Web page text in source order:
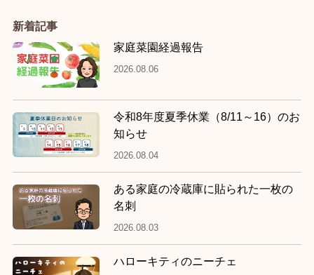
新着記事
家庭菜園経過報告
2026.08.06
令和8年度夏季休業（8/11～16）のお
知らせ
2026.08.04
ある家庭の冷蔵庫に貼られた一枚の
名刺
2026.08.03
ハローキティのニーチェ